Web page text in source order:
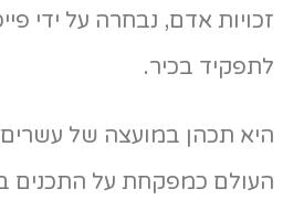
אדם, נבחרה על ידי
בכיר.
תכהן במועצה של עשרים
כמפקחת על התכנים